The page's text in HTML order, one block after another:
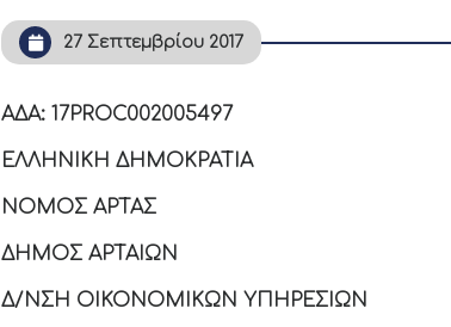
27 Σεπτεμβρίου 2017
ΑΔΑ: 17PROC002005497
ΕΛΛΗΝΙΚΗ ΔΗΜΟΚΡΑΤΙΑΆρτα:
ΝΟΜΟΣ ΑΡΤΑΣ
ΔΗΜΟΣ ΑΡΤΑΙΩΝ
Δ/ΝΣΗ ΟΙΚΟΝΟΜΙΚΩΝ ΥΠΗΡΕΣΙΩΝ